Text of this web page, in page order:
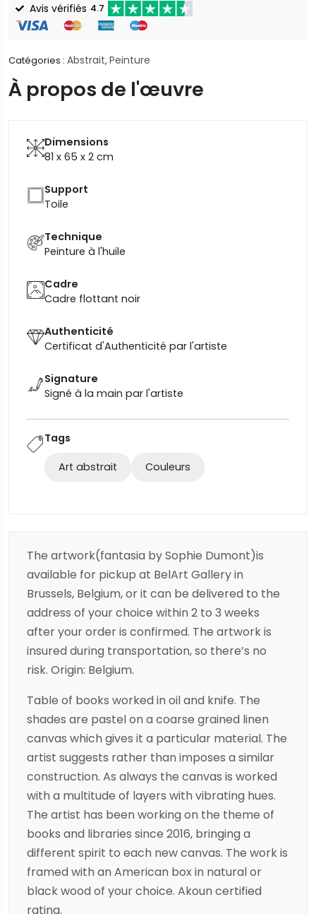
Avis vérifiés 4.7
Catégories : Abstrait, Peinture
À propos de l'œuvre
Dimensions
81 x 65 x 2 cm
Support
Toile
Technique
Peinture à l'huile
Cadre
Cadre flottant noir
Authenticité
Certificat d'Authenticité par l'artiste
Signature
Signé à la main par l'artiste
Tags
Art abstrait Couleurs
The artwork(fantasia by Sophie Dumont)is
available for pickup at BelArt Gallery in
Brussels, Belgium, or it can be delivered to the
address of your choice within 2 to 3 weeks
after your order is confirmed. The artwork is
insured during transportation, so there’s no
risk. Origin: Belgium.
Table of books worked in oil and knife. The
shades are pastel on a coarse grained linen
canvas which gives it a particular material. The
artist suggests rather than imposes a similar
construction. As always the canvas is worked
with a multitude of layers with vibrating hues.
The artist has been working on the theme of
books and libraries since 2016, bringing a
different spirit to each new canvas. The work is
framed with an American box in natural or
black wood of your choice. Akoun certified
rating.